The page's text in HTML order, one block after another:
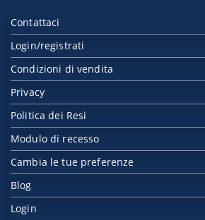
Contattaci
Login/registrati
Condizioni di vendita
Privacy
Politica dei Resi
Modulo di recesso
Cambia le tue preferenze
Blog
Login